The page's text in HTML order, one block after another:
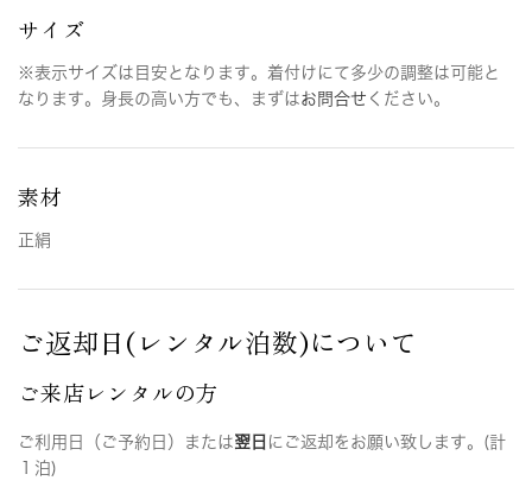
サイズ
※表示サイズは目安となります。着付けにて多少の調整は可能と
なります。身長の高い方でも、まずはお問合せ ください。
素材
正絹
ご返却日(レンタル泊数)について
ご来店レンタルの方
ご利用日（ご予約日）または翌日 にご返却をお願い致します。(計
１泊)